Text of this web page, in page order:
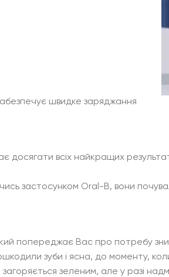
забезпечує швидке заряджання
досягати всіх найкращих
застосунком Oral-B, вони
попереджає Вас про потребу
зуби і ясна, до моменту,
загоряється зеленим, але у разі